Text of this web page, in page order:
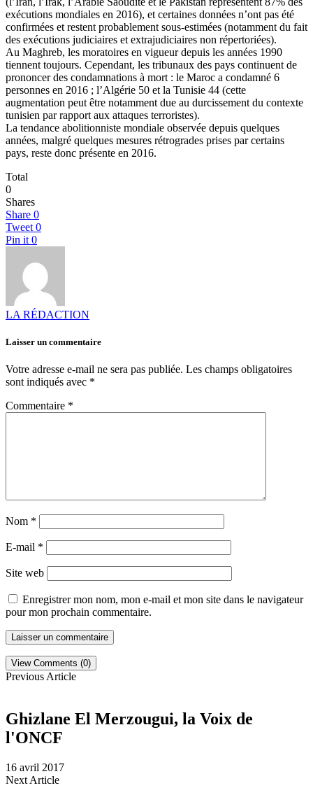
exécutions mondiales en 2016), et certaines données n’ont pas été
confirmées et restent probablement sous-estimées (notamment du fait
des exécutions judiciaires et extrajudiciaires non répertoriées).
Au Maghreb, les moratoires en vigueur depuis les années 1990
tiennent toujours. Cependant, les tribunaux des pays continuent de
prononcer des condamnations à mort : le Maroc a condamné 6
personnes en 2016 ; l’Algérie 50 et la Tunisie 44 (cette
augmentation peut être notamment due au durcissement du contexte
tunisien par rapport aux attaques terroristes).
La tendance abolitionniste mondiale observée depuis quelques
années, malgré quelques mesures rétrogrades prises par certains
pays, reste donc présente en 2016.
Total
0
Shares
Share 0
Tweet 0
Pin it 0
LA RÉDACTION
Laisser un commentaire
Votre adresse e-mail ne sera pas publiée. Les champs obligatoires
sont indiqués avec *
Commentaire *
Nom *
E-mail *
Site web
Enregistrer mon nom, mon e-mail et mon site dans le navigateur
pour mon prochain commentaire.
View Comments (0)
Previous Article
Ghizlane El Merzougui, la Voix de
l'ONCF
16 avril 2017
Next Article